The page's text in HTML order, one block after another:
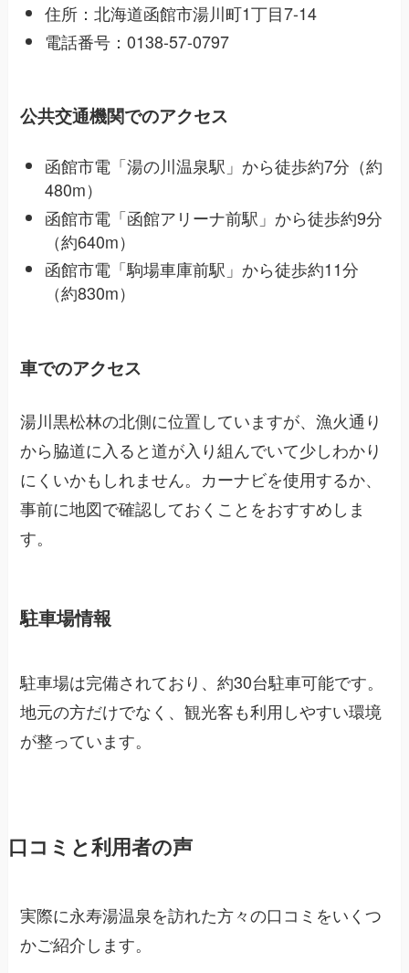
住所：北海道函館市湯川町1丁目7-14
電話番号：0138-57-0797
公共交通機関でのアクセス
函館市電「湯の川温泉駅」から徒歩約7分（約
480m）
函館市電「函館アリーナ前駅」から徒歩約9分
（約640m）
函館市電「駒場車庫前駅」から徒歩約11分
（約830m）
車でのアクセス
湯川黒松林の北側に位置していますが、漁火通り
から脇道に入ると道が入り組んでいて少しわかり
にくいかもしれません。カーナビを使用するか、
事前に地図で確認しておくことをおすすめしま
す。
駐車場情報
駐車場は完備されており、約30台駐車可能です。
地元の方だけでなく、観光客も利用しやすい環境
が整っています。
口コミと利用者の声
実際に永寿湯温泉を訪れた方々の口コミをいくつ
かご紹介します。